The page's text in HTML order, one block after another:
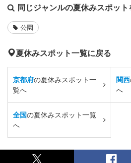
同じジャンルの夏休みスポット
公園
夏休みスポット一覧に戻る
京都府の夏休みスポット一
覧へ
関西
へ
全国の夏休みスポット一覧
へ